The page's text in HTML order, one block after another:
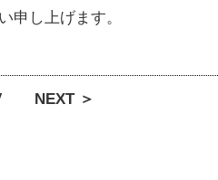
申し上げます。
NEXT ＞